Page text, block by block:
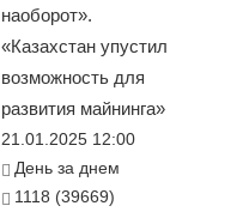
наоборот».
«Казахстан упустил
возможность для
развития майнинга»
21.01.2025 12:00
День за днем
1118 (39669)